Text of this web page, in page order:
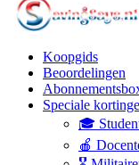
Koopgids
Beoordelingen
Speciale
🎓
🍎